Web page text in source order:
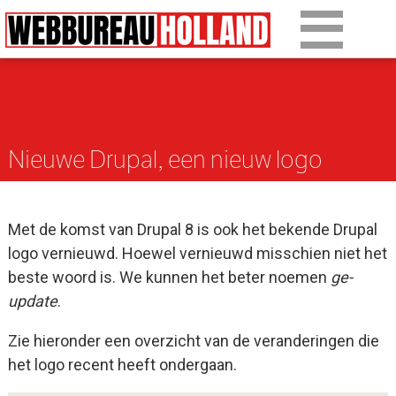
Nieuwe Drupal, een nieuw logo
Gepost op 22 februari 2016
Over Drupal
Artikelen
Contact
Met de komst van Drupal 8 is ook het bekende Drupal
logo vernieuwd. Hoewel vernieuwd misschien niet het
beste woord is. We kunnen het beter noemen ge-
update.
Zie hieronder een overzicht van de veranderingen die
het logo recent heeft ondergaan.